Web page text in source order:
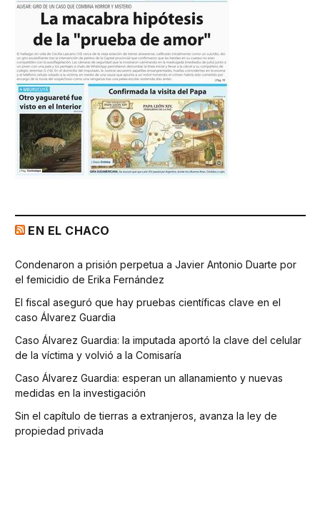
EN EL CHACO
Condenaron a prisión perpetua a Javier Antonio Duarte por
el femicidio de Erika Fernández
El fiscal aseguró que hay pruebas científicas clave en el
caso Álvarez Guardia
Caso Álvarez Guardia: la imputada aportó la clave del celular
de la víctima y volvió a la Comisaría
Caso Álvarez Guardia: esperan un allanamiento y nuevas
medidas en la investigación
Sin el capítulo de tierras a extranjeros, avanza la ley de
propiedad privada